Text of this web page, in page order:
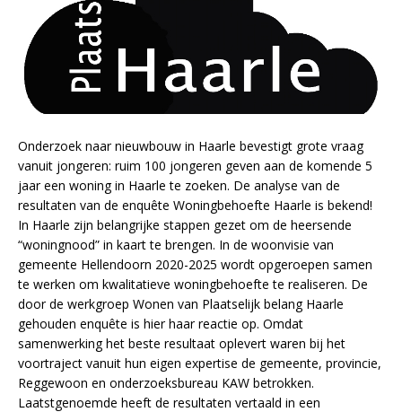
Onderzoek naar nieuwbouw in Haarle bevestigt grote vraag
vanuit jongeren: ruim 100 jongeren geven aan de komende 5
jaar een woning in Haarle te zoeken. De analyse van de
resultaten van de enquête Woningbehoefte Haarle is bekend!
In Haarle zijn belangrijke stappen gezet om de heersende
“woningnood” in kaart te brengen. In de woonvisie van
gemeente Hellendoorn 2020-2025 wordt opgeroepen samen
te werken om kwalitatieve woningbehoefte te realiseren. De
door de werkgroep Wonen van Plaatselijk belang Haarle
gehouden enquête is hier haar reactie op. Omdat
samenwerking het beste resultaat oplevert waren bij het
voortraject vanuit hun eigen expertise de gemeente, provincie,
Reggewoon en onderzoeksbureau KAW betrokken.
Laatstgenoemde heeft de resultaten vertaald in een